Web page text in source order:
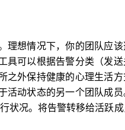
理想情况下，你的团队应
具可以根据告警分类（发
之外保持健康的心理生活
活动状态的另一个团队成
状况。将告警转移给活跃